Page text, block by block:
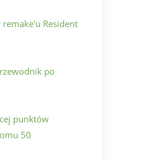
remake'u Resident
po
punktów
50